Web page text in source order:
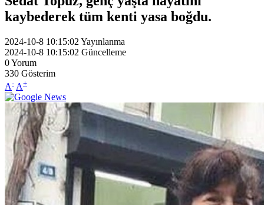
kaybederek tüm kenti yasa boğdu.
2024-10-8 10:15:02 Yayınlanma
2024-10-8 10:15:02 Güncelleme
0Yorum
330 Gösterim
A- A+